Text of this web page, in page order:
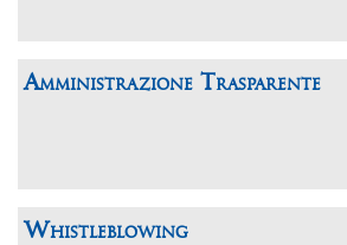
Amministrazione Trasparente
Whistleblowing